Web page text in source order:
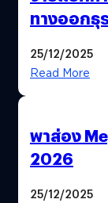
ทางออกธุ
25/12/2025
Read More
พาส่อง
2026
25/12/2025